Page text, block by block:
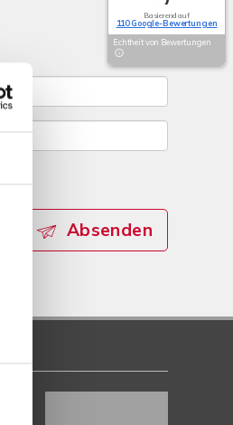
Absenden
Basierend auf
110 Google-Bewertungen
Echtheit von Bewertungen